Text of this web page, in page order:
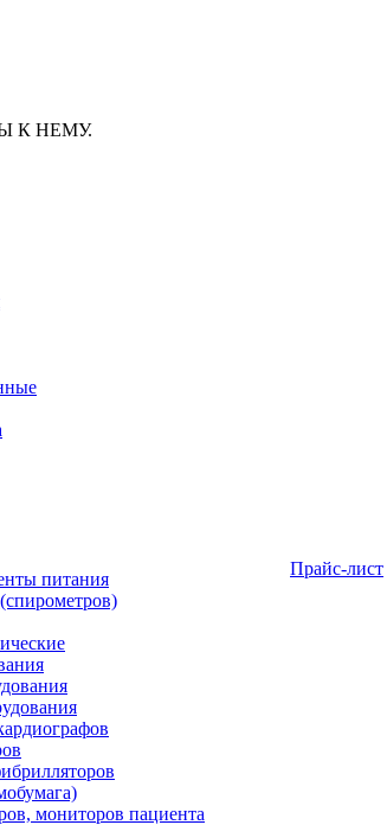
К НЕМУ.
питания
мониторов пациента
Прайс-лист